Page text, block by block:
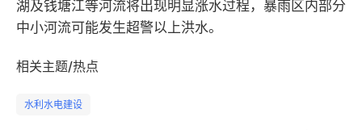
湖及钱塘江等河流将出现明显涨水过程，暴雨区内部分
中小河流可能发生超警以上洪水。
相关主题/热点
水利水电建设